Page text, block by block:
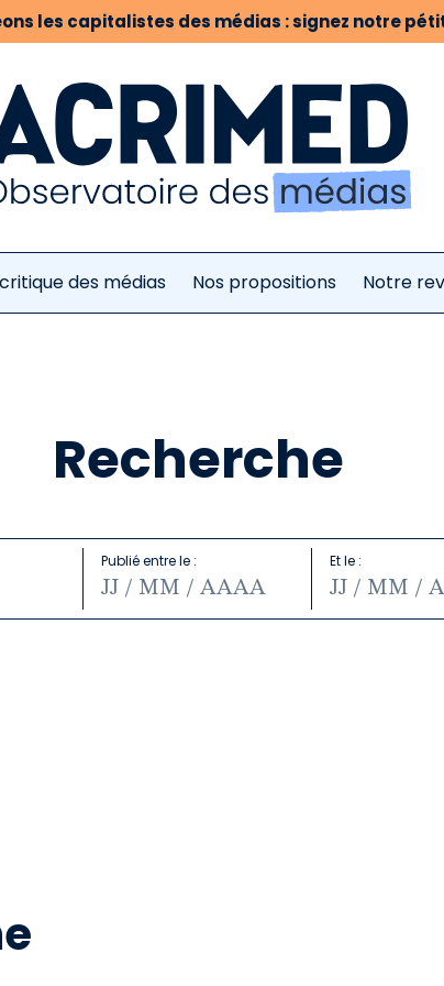
les capitalistes des médias : signez notre
des médias Nos propositions Notre
Recherche
Publié entre le : Et le :